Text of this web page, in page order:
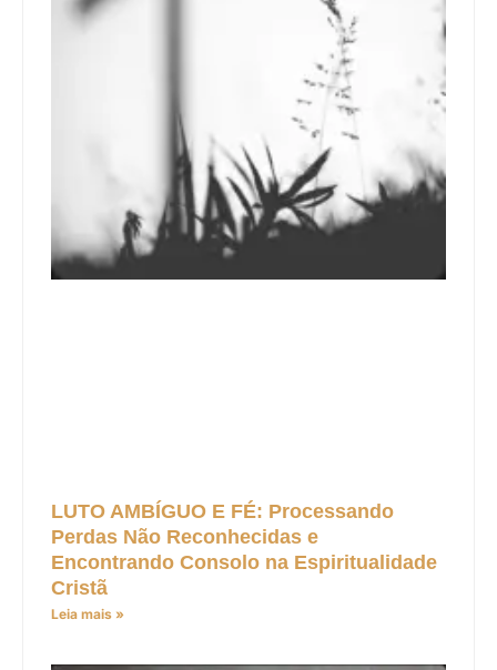
LUTO AMBÍGUO E FÉ: Processando
Perdas Não Reconhecidas e
Encontrando Consolo na Espiritualidade
Cristã
Leia mais »